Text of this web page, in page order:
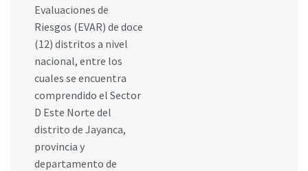
Evaluaciones de
Riesgos (EVAR) de doce
(12) distritos a nivel
nacional, entre los
cuales se encuentra
comprendido el Sector
D Este Norte del
distrito de Jayanca,
provincia y
departamento de